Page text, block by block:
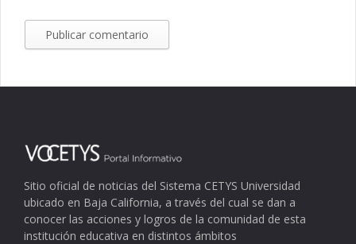
Sitio oficial de noticias del Sistema CETYS Universidad
ubicado en Baja California, a través del cual se dan a
conocer las acciones y logros de la comunidad de esta
institución educativa en distintos ámbitos